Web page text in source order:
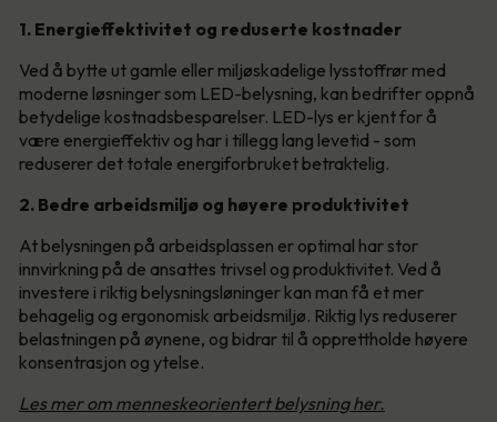
1. Energieffektivitet og reduserte kostnader
Ved å bytte ut gamle eller miljøskadelige lysstoffrør med
moderne løsninger som LED-belysning, kan bedrifter oppnå
betydelige kostnadsbesparelser. LED-lys er kjent for å
være energieffektiv og har i tillegg lang levetid - som
reduserer det totale energiforbruket betraktelig.
2. Bedre arbeidsmiljø og høyere produktivitet
At belysningen på arbeidsplassen er optimal har stor
innvirkning på de ansattes trivsel og produktivitet. Ved å
investere i riktig belysningsløninger kan man få et mer
behagelig og ergonomisk arbeidsmiljø. Riktig lys reduserer
belastningen på øynene, og bidrar til å opprettholde høyere
konsentrasjon og ytelse.
Les mer om menneskeorientert belysning her.